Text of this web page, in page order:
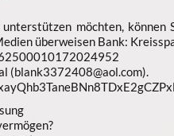
möchten, können
überweisen Bank:
(blank3372408@aol.com).